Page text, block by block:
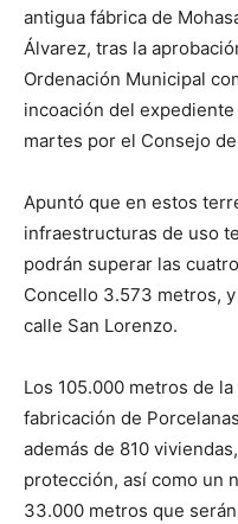
antigua fábrica de
Álvarez, tras la
Ordenación Municipal
incoación del
martes por el Consejo
Apuntó que en estos
infraestructuras de uso
podrán superar las
Concello 3.573 metros,
calle San Lorenzo.
Los 105.000 metros de
fabricación de
además de 810
protección, así como un
33.000 metros que